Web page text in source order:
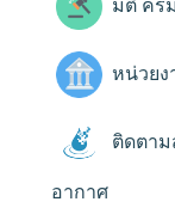
มติ คร
หน่วยง
ติดตา
อากาศ